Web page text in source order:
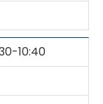
10:40